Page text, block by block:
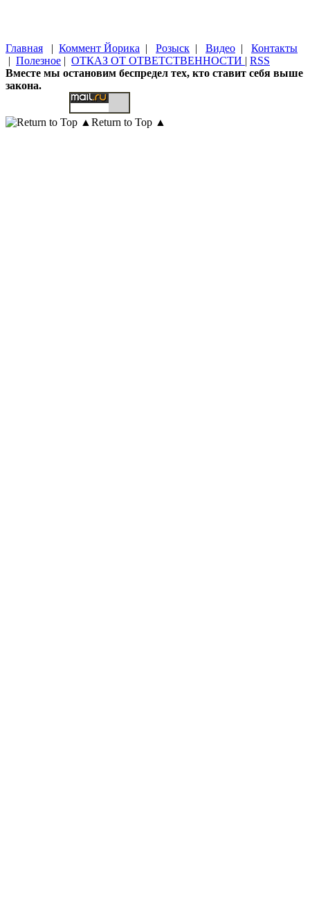
Главная | Коммент Йорика | Розыск | Видео | Контакты
| Полезное | ОТКАЗ ОТ ОТВЕТСТВЕННОСТИ | RSS
Вместе мы остановим беспредел тех, кто ставит себя выше
закона.
Return to Top ▲